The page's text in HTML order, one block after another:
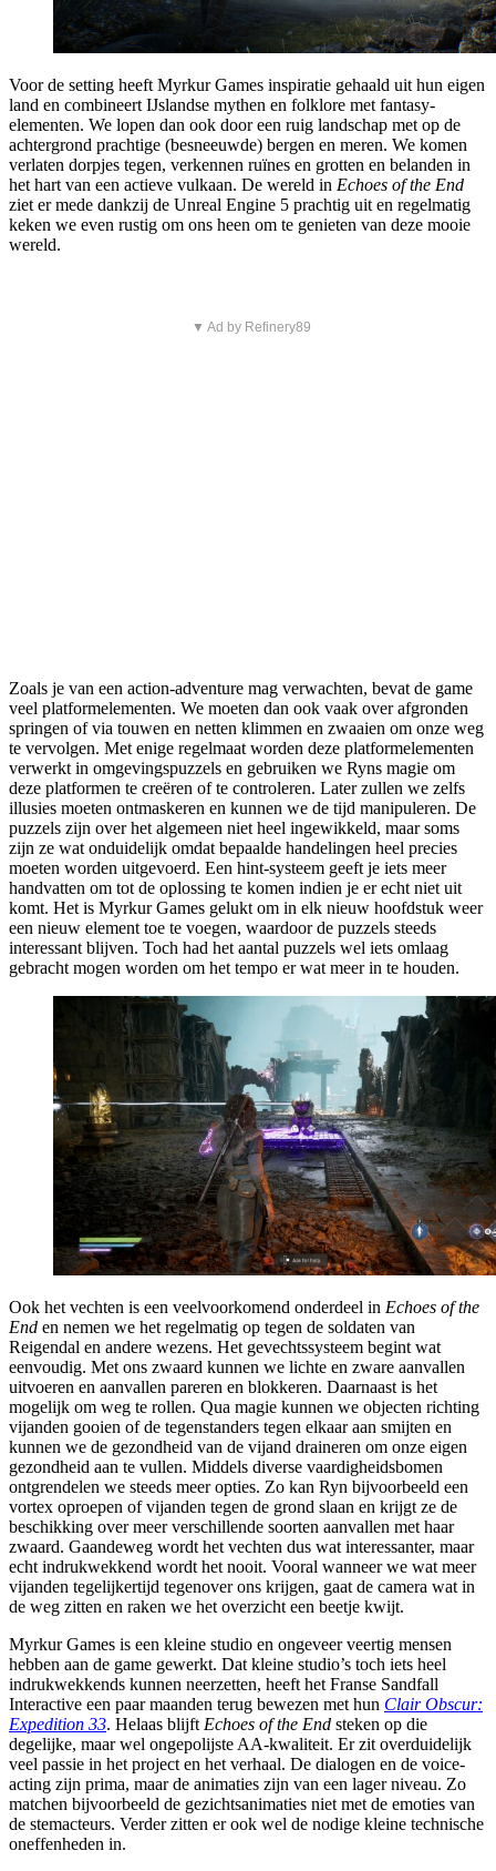
Voor de setting heeft Myrkur Games inspiratie gehaald uit hun eigen
land en combineert IJslandse mythen en folklore met fantasy-
elementen. We lopen dan ook door een ruig landschap met op de
achtergrond prachtige (besneeuwde) bergen en meren. We komen
verlaten dorpjes tegen, verkennen ruïnes en grotten en belanden in
het hart van een actieve vulkaan. De wereld in Echoes of the End
ziet er mede dankzij de Unreal Engine 5 prachtig uit en regelmatig
keken we even rustig om ons heen om te genieten van deze mooie
wereld.
▼ Ad by Refinery89
Zoals je van een action-adventure mag verwachten, bevat de game
veel platformelementen. We moeten dan ook vaak over afgronden
springen of via touwen en netten klimmen en zwaaien om onze weg
te vervolgen. Met enige regelmaat worden deze platformelementen
verwerkt in omgevingspuzzels en gebruiken we Ryns magie om
deze platformen te creëren of te controleren. Later zullen we zelfs
illusies moeten ontmaskeren en kunnen we de tijd manipuleren. De
puzzels zijn over het algemeen niet heel ingewikkeld, maar soms
zijn ze wat onduidelijk omdat bepaalde handelingen heel precies
moeten worden uitgevoerd. Een hint-systeem geeft je iets meer
handvatten om tot de oplossing te komen indien je er echt niet uit
komt. Het is Myrkur Games gelukt om in elk nieuw hoofdstuk weer
een nieuw element toe te voegen, waardoor de puzzels steeds
interessant blijven. Toch had het aantal puzzels wel iets omlaag
gebracht mogen worden om het tempo er wat meer in te houden.
Ook het vechten is een veelvoorkomend onderdeel in Echoes of the
End en nemen we het regelmatig op tegen de soldaten van
Reigendal en andere wezens. Het gevechtssysteem begint wat
eenvoudig. Met ons zwaard kunnen we lichte en zware aanvallen
uitvoeren en aanvallen pareren en blokkeren. Daarnaast is het
mogelijk om weg te rollen. Qua magie kunnen we objecten richting
vijanden gooien of de tegenstanders tegen elkaar aan smijten en
kunnen we de gezondheid van de vijand draineren om onze eigen
gezondheid aan te vullen. Middels diverse vaardigheidsbomen
ontgrendelen we steeds meer opties. Zo kan Ryn bijvoorbeeld een
vortex oproepen of vijanden tegen de grond slaan en krijgt ze de
beschikking over meer verschillende soorten aanvallen met haar
zwaard. Gaandeweg wordt het vechten dus wat interessanter, maar
echt indrukwekkend wordt het nooit. Vooral wanneer we wat meer
vijanden tegelijkertijd tegenover ons krijgen, gaat de camera wat in
de weg zitten en raken we het overzicht een beetje kwijt.
Myrkur Games is een kleine studio en ongeveer veertig mensen
hebben aan de game gewerkt. Dat kleine studio’s toch iets heel
indrukwekkends kunnen neerzetten, heeft het Franse Sandfall
Interactive een paar maanden terug bewezen met hun Clair Obscur:
Expedition 33. Helaas blijft Echoes of the End steken op die
degelijke, maar wel ongepolijste AA-kwaliteit. Er zit overduidelijk
veel passie in het project en het verhaal. De dialogen en de voice-
acting zijn prima, maar de animaties zijn van een lager niveau. Zo
matchen bijvoorbeeld de gezichtsanimaties niet met de emoties van
de stemacteurs. Verder zitten er ook wel de nodige kleine technische
oneffenheden in.